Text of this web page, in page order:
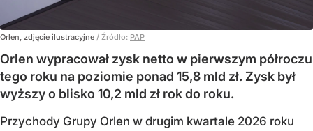
Orlen, zdjęcie ilustracyjne / Źródło: PAP
Orlen wypracował zysk netto w pierwszym półroczu
tego roku na poziomie ponad 15,8 mld zł. Zysk był
wyższy o blisko 10,2 mld zł rok do roku.
Przychody Grupy Orlen w drugim kwartale 2026 roku